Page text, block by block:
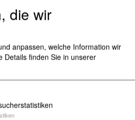
Münster
msl-re.de
msl-re.de
die wir
anpassen, welche Information wir
Details finden Sie in unserer